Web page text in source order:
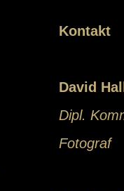
Kontakt
David
Dipl.
Fotograf